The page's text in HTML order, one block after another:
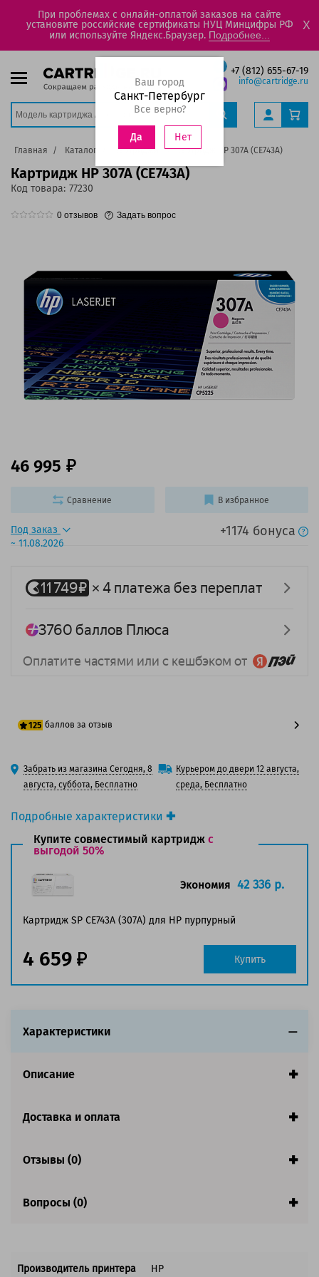
При проблемах с онлайн-оплатой заказов на сайте
установите российские сертификаты НУЦ Минцифры РФ
или используйте Яндекс.Браузер. Подробнее...
X
+7 (812) 655-67-19
info@cartridge.ru
Ваш город
Санкт-Петербург
Все верно?
Да Нет
Главная Каталог Картриджи Картридж HP 307A (CE743A)
Картридж HP 307A (CE743A)
Код товара: 77230
0 отзывов Задать вопрос
Подробные характеристики
Производитель принтера:HP
Производитель:HP
Оригинальность:
Оригинальный
Цвет:Пурпурный
Ресурс:7 300 страниц формата А4 при 5%
Совместим с аппаратами
Под заказ
~ 11.08.2026
+1174 бонуса
46 995
125 баллов за отзыв
100 баллов
125 баллов
Забрать из магазина Сегодня, 8
августа, суббота, Бесплатно
Курьером до двери 12 августа,
среда, Бесплатно
Сравнение В избранное
Купите совместимый картридж с
выгодой 50%
Картридж SP CE743A (307A) для HP пурпурный
Экономия 42 336 р.
4 659 Купить
Характеристики
Описание
Доставка и оплата
Отзывы (0)
Вопросы (0)
Производитель принтера HP